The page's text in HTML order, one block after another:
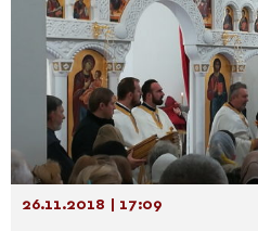
26.11.2018 | 17:09